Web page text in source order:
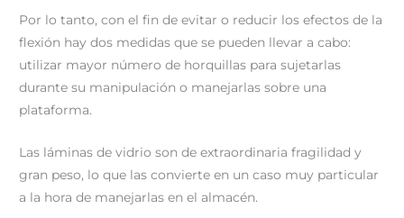
Por lo tanto, con el fin de evitar o reducir los efectos de la
flexión hay dos medidas que se pueden llevar a cabo:
utilizar mayor número de horquillas para sujetarlas
durante su manipulación o manejarlas sobre una
plataforma.
Las láminas de vidrio son de extraordinaria fragilidad y
gran peso, lo que las convierte en un caso muy particular
a la hora de manejarlas en el almacén.